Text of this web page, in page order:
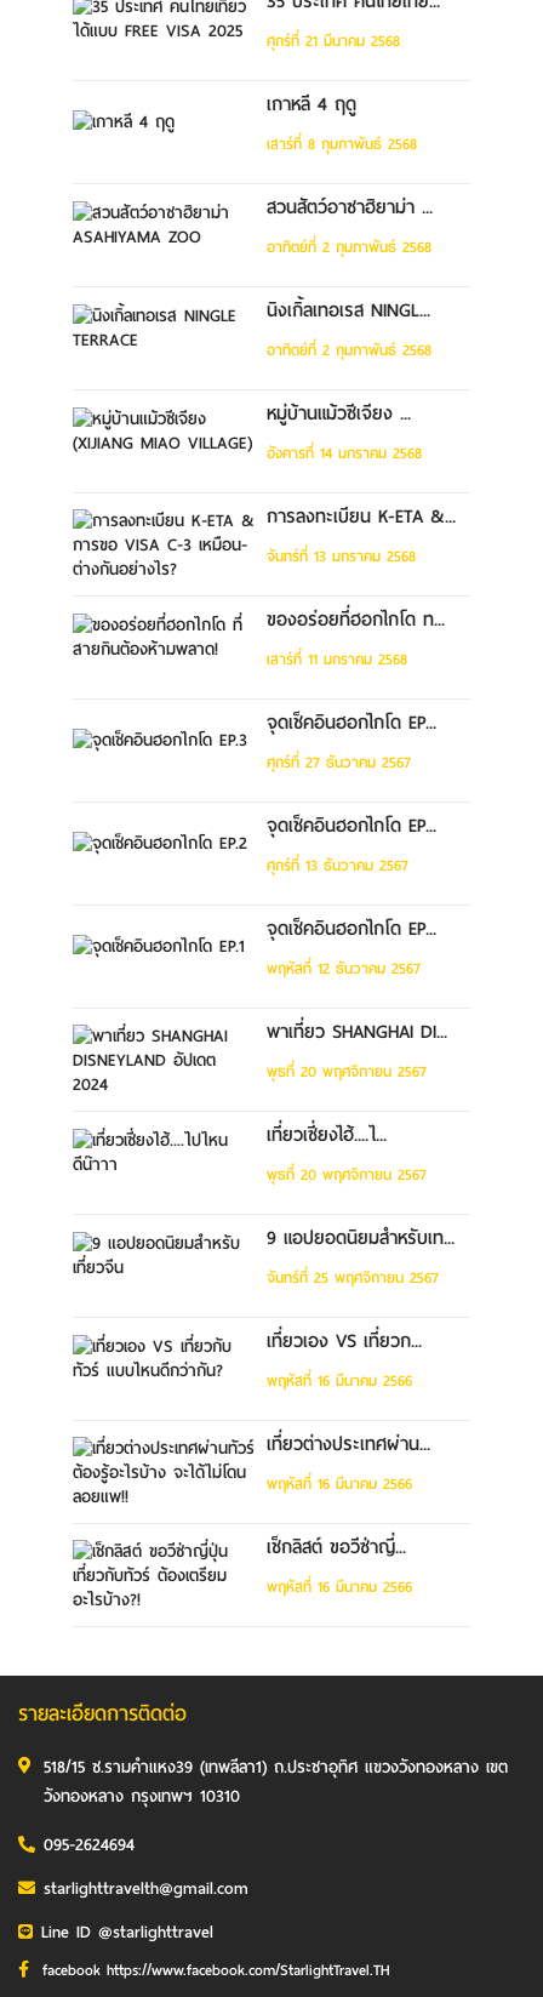
ศุกร์ที่ 21 มีนาคม 2568
เกาหลี 4 ฤดู
เสาร์ที่ 8 กุมภาพันธ์ 2568
สวนสัตว์อาซาฮิยาม่า ...
อาทิตย์ที่ 2 กุมภาพันธ์ 2568
นิงเกิ้ลเทอเรส NINGL...
อาทิตย์ที่ 2 กุมภาพันธ์ 2568
หมู่บ้านแม้วซีเจียง ...
อังคารที่ 14 มกราคม 2568
การลงทะเบียน K-ETA &...
จันทร์ที่ 13 มกราคม 2568
ของอร่อยที่ฮอกไกโด ท...
เสาร์ที่ 11 มกราคม 2568
จุดเช็คอินฮอกไกโด EP...
ศุกร์ที่ 27 ธันวาคม 2567
จุดเช็คอินฮอกไกโด EP...
ศุกร์ที่ 13 ธันวาคม 2567
จุดเช็คอินฮอกไกโด EP...
พฤหัสที่ 12 ธันวาคม 2567
พาเที่ยว SHANGHAI DI...
พุธที่ 20 พฤศจิกายน 2567
เที่ยวเซี่ยงไฮ้....ไ...
พุธที่ 20 พฤศจิกายน 2567
9 แอปยอดนิยมสำหรับเท...
จันทร์ที่ 25 พฤศจิกายน 2567
เที่ยวเอง VS เที่ยวก...
พฤหัสที่ 16 มีนาคม 2566
เที่ยวต่างประเทศผ่าน...
พฤหัสที่ 16 มีนาคม 2566
เช็กลิสต์ ขอวีซ่าญี่...
พฤหัสที่ 16 มีนาคม 2566
รายละเอียดการติดต่อ
518/15 ซ.รามคำแหง39 (เทพลีลา1) ถ.ประชาอุทิศ แขวงวังทองหลาง เขต
วังทองหลาง กรุงเทพฯ 10310
095-2624694
starlighttravelth@gmail.com
Line ID @starlighttravel
facebook https://www.facebook.com/StarlightTravel.TH